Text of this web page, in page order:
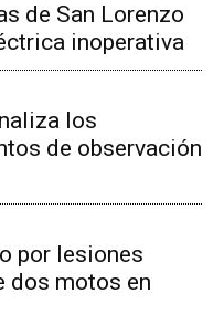
de San Lorenzo
inoperativa
los
de observación
por lesiones
dos motos en